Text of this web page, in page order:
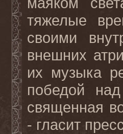
тяжелые
своими
внешних
их музыка
победой
священная
- гласит